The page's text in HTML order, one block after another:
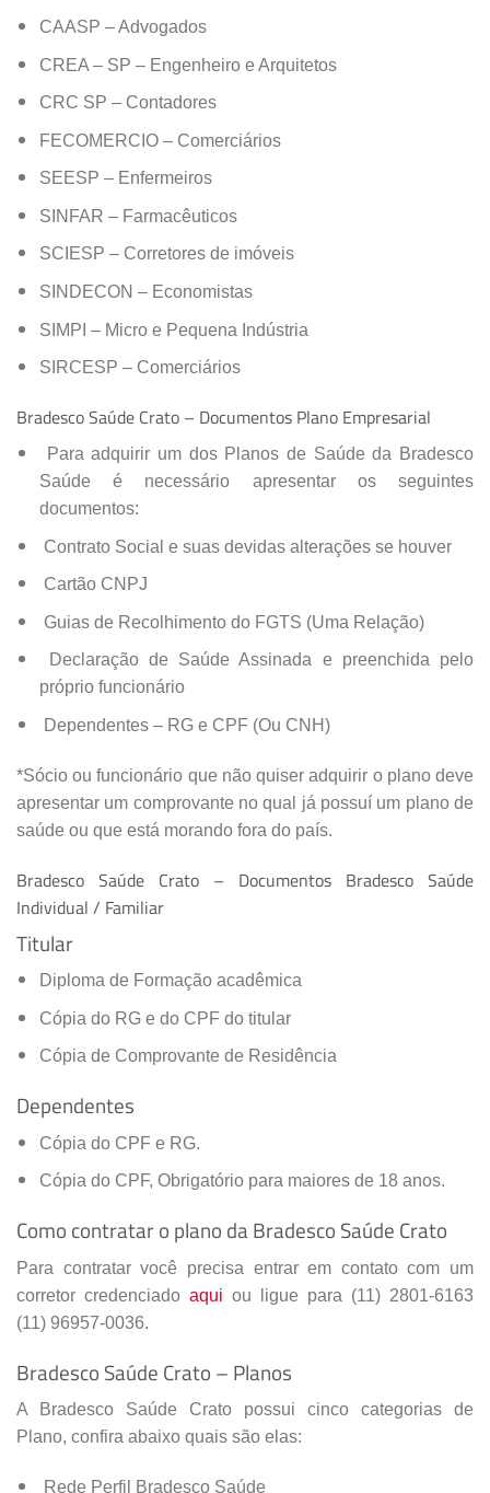
CAASP – Advogados
CREA – SP – Engenheiro e Arquitetos
CRC SP – Contadores
FECOMERCIO – Comerciários
SEESP – Enfermeiros
SINFAR – Farmacêuticos
SCIESP – Corretores de imóveis
SINDECON – Economistas
SIMPI – Micro e Pequena Indústria
SIRCESP – Comerciários
Bradesco Saúde Crato – Documentos Plano Empresarial
Para adquirir um dos Planos de Saúde da Bradesco
Saúde é necessário apresentar os seguintes
documentos:
Contrato Social e suas devidas alterações se houver
Cartão CNPJ
Guias de Recolhimento do FGTS (Uma Relação)
Declaração de Saúde Assinada e preenchida pelo
próprio funcionário
Dependentes – RG e CPF (Ou CNH)
*Sócio ou funcionário que não quiser adquirir o plano deve
apresentar um comprovante no qual já possuí um plano de
saúde ou que está morando fora do país.
Bradesco Saúde Crato – Documentos Bradesco Saúde
Individual / Familiar
Titular
Diploma de Formação acadêmica
Cópia do RG e do CPF do titular
Cópia de Comprovante de Residência
Dependentes
Cópia do CPF e RG.
Cópia do CPF, Obrigatório para maiores de 18 anos.
Como contratar o plano da Bradesco Saúde Crato
Para contratar você precisa entrar em contato com um
corretor credenciado aqui ou ligue para (11) 2801-6163
(11) 96957-0036.
Bradesco Saúde Crato – Planos
A Bradesco Saúde Crato possui cinco categorias de
Plano, confira abaixo quais são elas:
Rede Perfil Bradesco Saúde